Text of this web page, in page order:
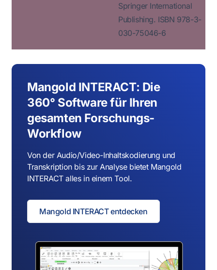
Springer International
Publishing. ISBN 978-3-
030-75046-6
Mangold INTERACT: Die
360° Software für Ihren
gesamten Forschungs-
Workflow
Von der Audio/Video-Inhaltskodierung und
Transkription bis zur Analyse bietet Mangold
INTERACT alles in einem Tool.
Mangold INTERACT entdecken